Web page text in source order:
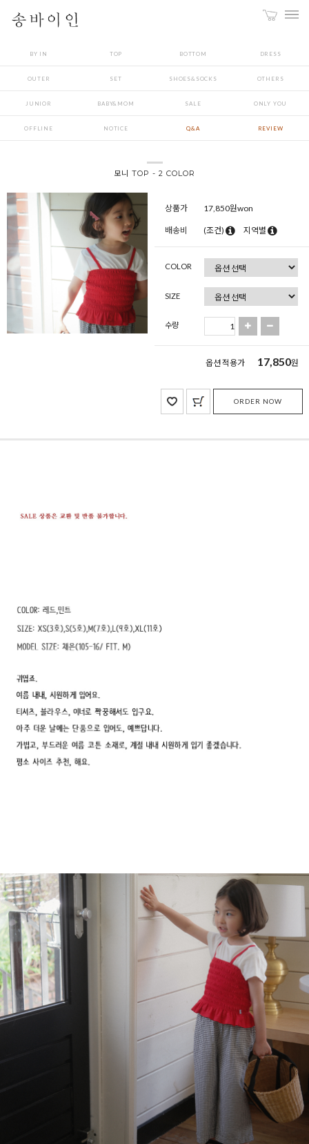
BY IN TOP BOTTOM DRESS
OUTER SET SHOES&SOCKS OTHERS
JUNIOR BABY&MOM SALE ONLY YOU
OFFLINE NOTICE Q&A REVIEW
모니 TOP - 2 COLOR
상품가 17,850원won
배송비 (조건) 지역별
COLOR
SIZE
수량
옵션 적용가 17,850원
ORDER NOW